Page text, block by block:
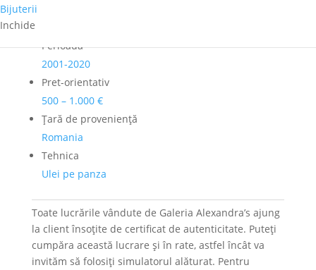
Bijuterii
Inchide
Perioadă
2001-2020
Pret-orientativ
500 – 1.000 €
Ţară de provenienţă
Romania
Tehnica
Ulei pe panza
Toate lucrările vândute de Galeria Alexandra’s ajung
la client însoțite de certificat de autenticitate. Puteți
cumpăra această lucrare și în rate, astfel încât va
invităm să folosiți simulatorul alăturat. Pentru